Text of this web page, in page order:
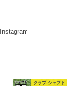
Instagram
クラブ-シャフト